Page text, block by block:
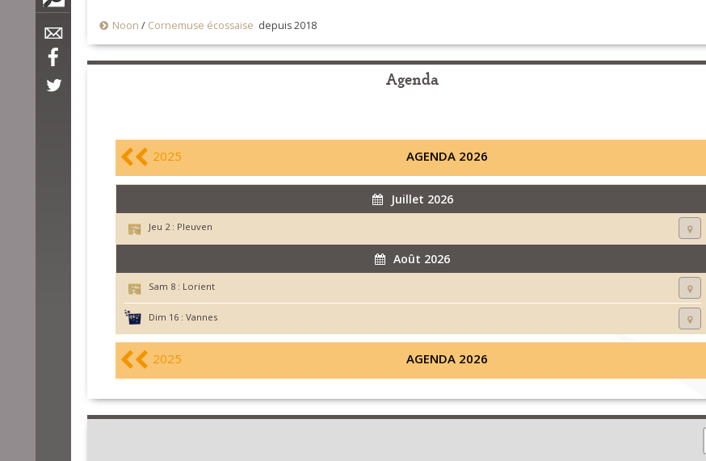
Noon / Cornemuse écossaise depuis 2018
Agenda
2025 AGENDA 2026
Juillet 2026
Jeu 2 : Pleuven
Août 2026
Sam 8 : Lorient
Dim 16 : Vannes
2025 AGENDA 2026